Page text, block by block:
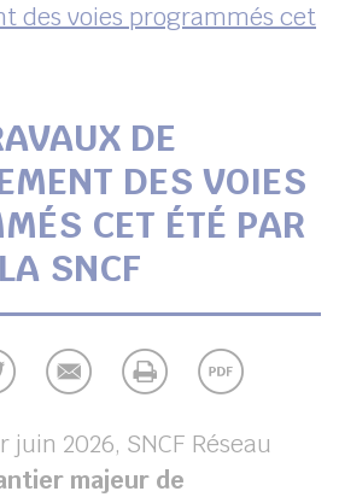
ET URBANISME )
ET EMPLOI )
des voies programmés cet
DE
DES VOIES
CET ÉTÉ PAR
LA SNCF
2026, SNCF Réseau
majeur de